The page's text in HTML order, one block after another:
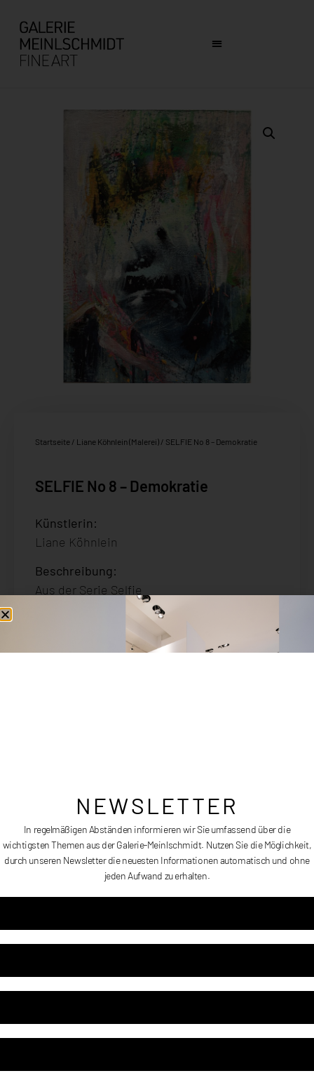
Startseite / Liane Köhnlein (Malerei) / SELFIE No 8 – Demokratie
SELFIE No 8 – Demokratie
Künstlerin:
Liane Köhnlein
Beschreibung:
Aus der Serie Selfie
Acryl auf Leinen / Platte
Größe:
SELFIE No 8 – Demokratie
KategorieLiane Köhnlein (Malerei)
TagsAbstract,Malerei
NEWSLETTER
In regelmäßigen Abständen informieren wir Sie umfassend über die
wichtigsten Themen aus der Galerie-Meinlschmidt. Nutzen Sie die Möglichkeit,
durch unseren Newsletter die neuesten Informationen automatisch und ohne
jeden Aufwand zu erhalten.